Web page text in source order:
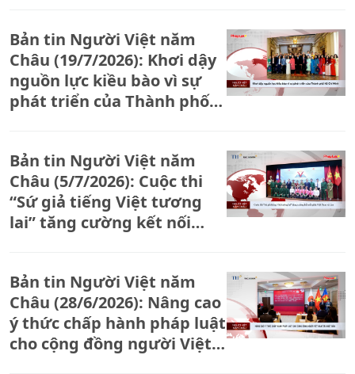
Bản tin Người Việt năm
Châu (19/7/2026): Khơi dậy
nguồn lực kiều bào vì sự
phát triển của Thành phố
Bản tin Người Việt năm
Châu (5/7/2026): Cuộc thi
“Sứ giả tiếng Việt tương
lai” tăng cường kết nối
Bản tin Người Việt năm
Châu (28/6/2026): Nâng cao
ý thức chấp hành pháp luật
cho cộng đồng người Việt